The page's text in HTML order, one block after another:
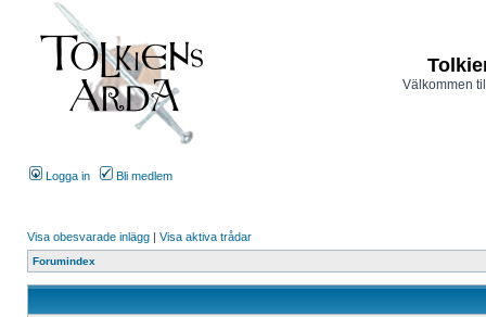
Välkommen
Logga in Bli medlem
Visa obesvarade inlägg | Visa aktiva trådar
Forumindex